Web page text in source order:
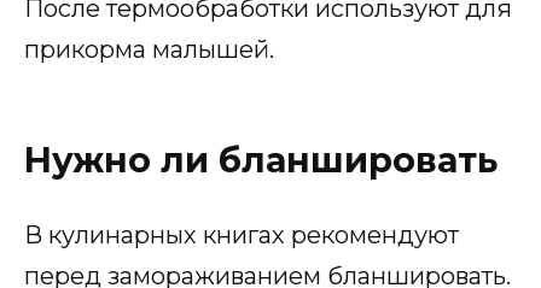
После термообработки используют для
прикорма малышей.
Нужно ли бланшировать
В кулинарных книгах рекомендуют
перед замораживанием бланшировать.